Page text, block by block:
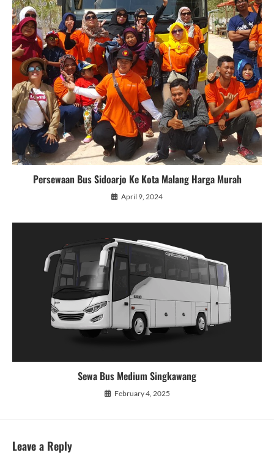
Persewaan Bus Sidoarjo Ke Kota Malang Harga Murah
April 9, 2024
Sewa Bus Medium Singkawang
February 4, 2025
Leave a Reply